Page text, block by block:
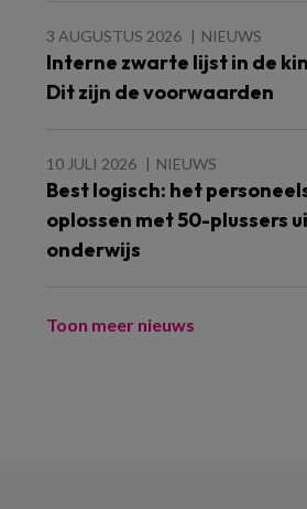
3 AUGUSTUS 2026 NIEUWS
Interne zwarte lijst in de
Dit zijn de voorwaarden
10 JULI 2026 NIEUWS
Best logisch: het
oplossen met 50-plussers
onderwijs
Toon meer nieuws